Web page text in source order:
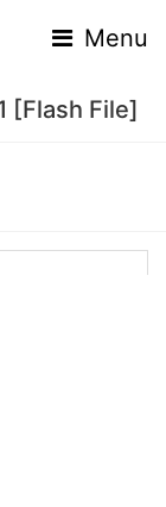
Menu
[Flash File]